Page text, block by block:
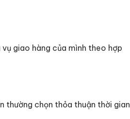
giao hàng của mình theo hợp
thường chọn thỏa thuận thời gian